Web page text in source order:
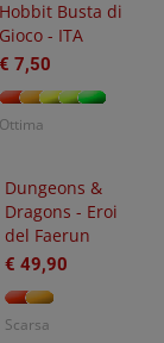
Hobbit Busta di
Gioco - ITA
€ 7,50
Ottima
Dungeons &
Dragons - Eroi
del Faerun
€ 49,90
Scarsa